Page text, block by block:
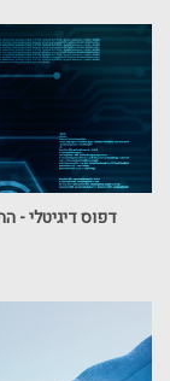
דפוס דיגיטלי -